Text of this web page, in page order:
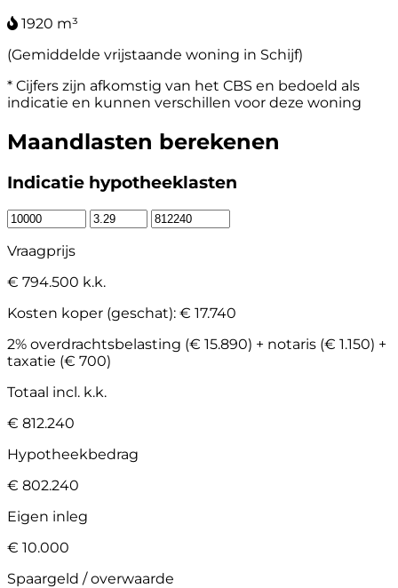
1920 m³
(Gemiddelde vrijstaande woning in Schijf)
* Cijfers zijn afkomstig van het CBS en bedoeld als
indicatie en kunnen verschillen voor deze woning
Maandlasten berekenen
Indicatie hypotheeklasten
Vraagprijs
€ 794.500 k.k.
Kosten koper (geschat): € 17.740
2% overdrachtsbelasting (€ 15.890) + notaris (€ 1.150) +
taxatie (€ 700)
Totaal incl. k.k.
€ 812.240
Hypotheekbedrag
€ 802.240
Eigen inleg
€ 10.000
Spaargeld / overwaarde